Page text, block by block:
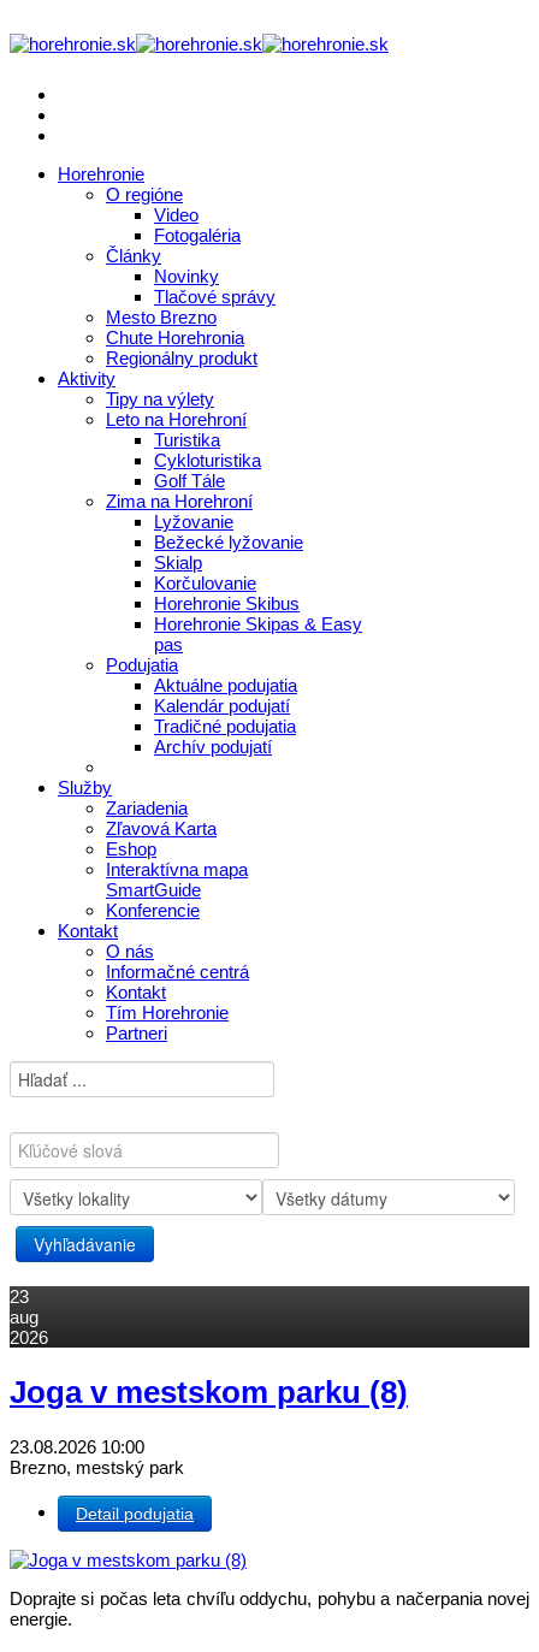
Horehronie
O regióne
Video
Fotogaléria
Články
Novinky
Tlačové správy
Mesto Brezno
Chute Horehronia
Regionálny produkt
Aktivity
Tipy na výlety
Leto na Horehroní
Turistika
Cykloturistika
Golf Tále
Zima na Horehroní
Lyžovanie
Bežecké lyžovanie
Skialp
Korčulovanie
Horehronie Skibus
Horehronie Skipas & Easy
pas
Podujatia
Aktuálne podujatia
Kalendár podujatí
Tradičné podujatia
Archív podujatí
Služby
Zariadenia
Zľavová Karta
Eshop
Interaktívna mapa
SmartGuide
Konferencie
Kontakt
O nás
Informačné centrá
Kontakt
Tím Horehronie
Partneri
23
aug
2026
Joga v mestskom parku (8)
23.08.2026 10:00
Brezno, mestský park
Detail podujatia
Doprajte si počas leta chvíľu oddychu, pohybu a načerpania novej
energie.